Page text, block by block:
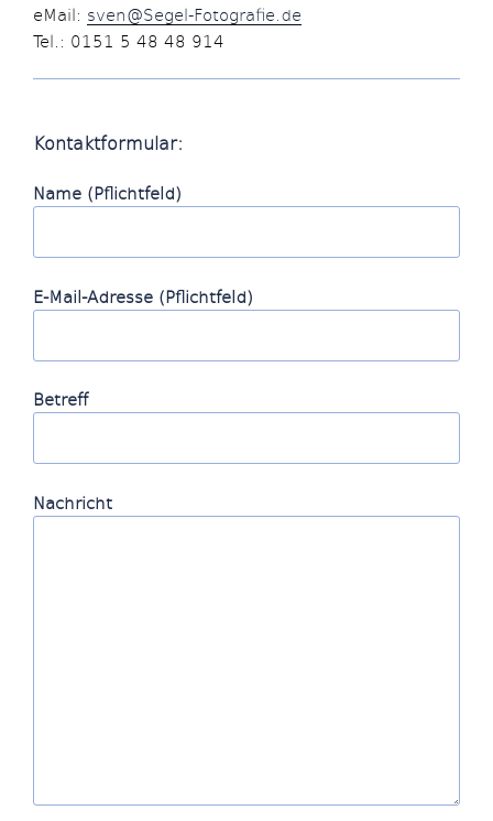
eMail: sven@Segel-Fotografie.de
Tel.: 0151 5 48 48 914
Kontaktformular:
Name (Pflichtfeld)
E-Mail-Adresse (Pflichtfeld)
Betreff
Nachricht